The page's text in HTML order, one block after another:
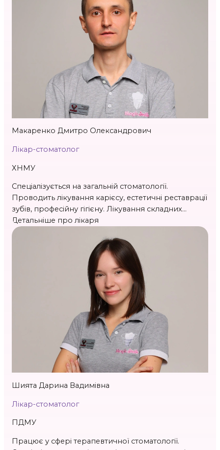
Макаренко Дмитро Олександрович
Лікар-стоматолог
ХНМУ
Спеціалізується на загальній стоматології.
Проводить лікування карієсу, естетичні реставрації
зубів, професійну гігієну. Лікування складних
кореневих каналів.
Детальніше про лікаря
Шията Дарина Вадимівна
Лікар-стоматолог
ПДМУ
Працює у сфері терапевтичної стоматології.